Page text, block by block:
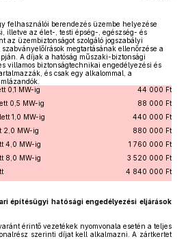
felhasználói berendezés üzembe helyezése
illetve az élet-, testi épség-, egészség- és
az üzembiztonságot szolgáló jogszabályi
megtartásának ellenőrzése a
A díjak a hatóság műszaki-biztonsági
villamos biztonságtechnikai engedélyezési és
és csak egy alkalommal, a
0,1 MW-ig
44 000 Ft
0,5 MW-ig
88 000 Ft
1,0 MW-ig
440 000 Ft
2,0 MW-ig
880 000 Ft
4,0 MW-ig
1 760 000 Ft
8,0 MW-ig
3 520 000 Ft
4 840 000 Ft
építésügyi hatósági engedélyezési eljárások
érintő vezetékek nyomvonala esetén a teljes
szerinti díjat kell alkalmazni. A zártkertet